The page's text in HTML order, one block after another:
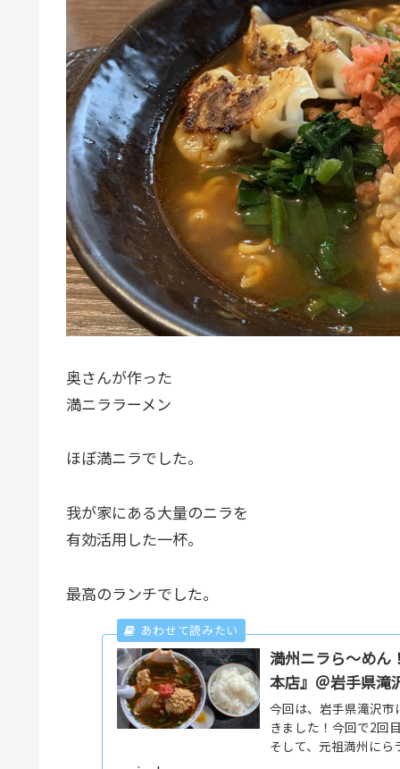
奥さんが作った
満ニララーメン
ほぼ満ニラでした。
我が家にある大量のニラを
有効活用した一杯。
最高のランチでした。
満州ニラら～めん
本店』＠岩手県滝
今回は、岩手県滝沢
きました！今回で2回
そして、元祖満州に